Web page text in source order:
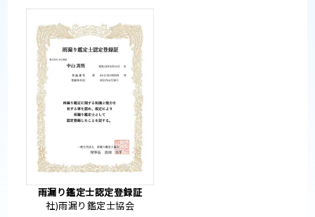
雨漏り鑑定士認定登録証
社)雨漏り鑑定士協会